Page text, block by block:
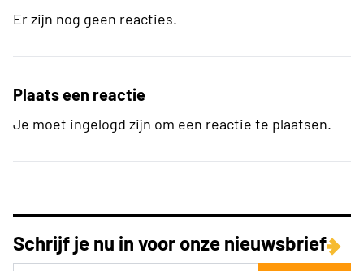
Er zijn nog geen reacties.
Plaats een reactie
Je moet ingelogd zijn om een reactie te plaatsen.
Schrijf je nu in voor onze nieuwsbrief